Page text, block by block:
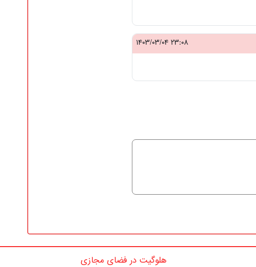
۲۳:۰۸ ۱۴۰۳/۰۳/۰۴
هلوگیت در فضای مجازی